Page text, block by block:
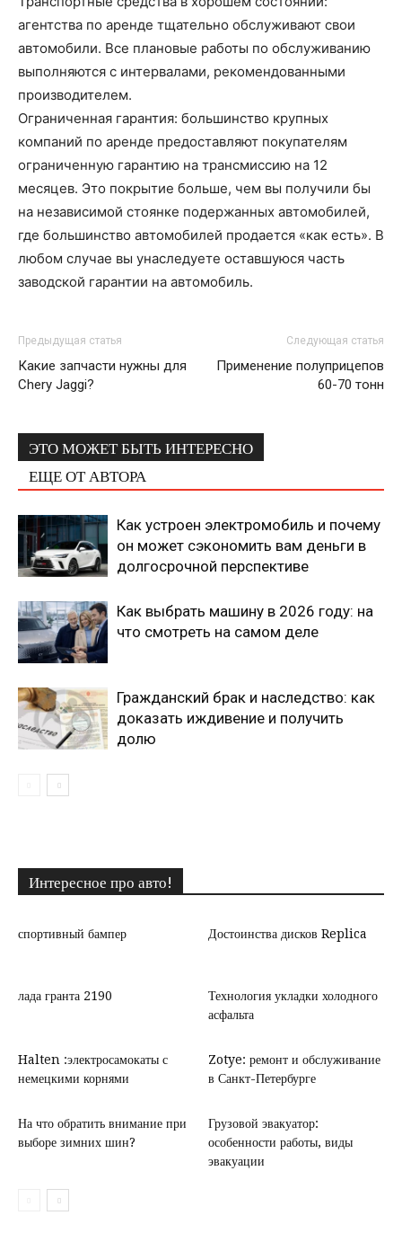
агентства по аренде тщательно обслуживают свои
автомобили. Все плановые работы по обслуживанию
выполняются с интервалами, рекомендованными
производителем.
Ограниченная гарантия: большинство крупных
компаний по аренде предоставляют покупателям
ограниченную гарантию на трансмиссию на 12
месяцев. Это покрытие больше, чем вы получили бы
на независимой стоянке подержанных автомобилей,
где большинство автомобилей продается «как есть». В
любом случае вы унаследуете оставшуюся часть
заводской гарантии на автомобиль.
Предыдущая статья
Какие запчасти нужны для
Chery Jaggi?
Следующая статья
Применение полуприцепов
60-70 тонн
ЭТО МОЖЕТ БЫТЬ ИНТЕРЕСНО
ЕЩЕ ОТ АВТОРА
Как устроен электромобиль и почему
он может сэкономить вам деньги в
долгосрочной перспективе
Как выбрать машину в 2026 году: на
что смотреть на самом деле
Гражданский брак и наследство: как
доказать иждивение и получить
долю
Интересное про авто!
спортивный бампер Достоинства дисков Replica
лада гранта 2190
Технология укладки холодного
асфальта
Halten :электросамокаты с
немецкими корнями
Zotye: ремонт и обслуживание
в Санкт-Петербурге
На что обратить внимание при
выборе зимних шин?
Грузовой эвакуатор:
особенности работы, виды
эвакуации